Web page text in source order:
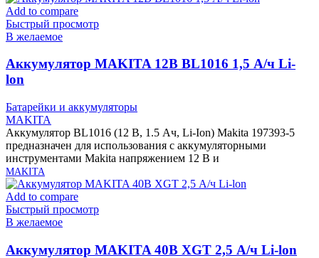
Add to compare
Быстрый просмотр
В желаемое
Аккумулятор MAKITA 12В BL1016 1,5 А/ч Li-
lon
Батарейки и аккумуляторы
MAKITA
Аккумулятор BL1016 (12 В, 1.5 Ач, Li-Ion) Makita 197393-5
предназначен для использования с аккумуляторными
инструментами Makita напряжением 12 В и
MAKITA
Add to compare
Быстрый просмотр
В желаемое
Аккумулятор MAKITA 40В XGT 2,5 А/ч Li-lon